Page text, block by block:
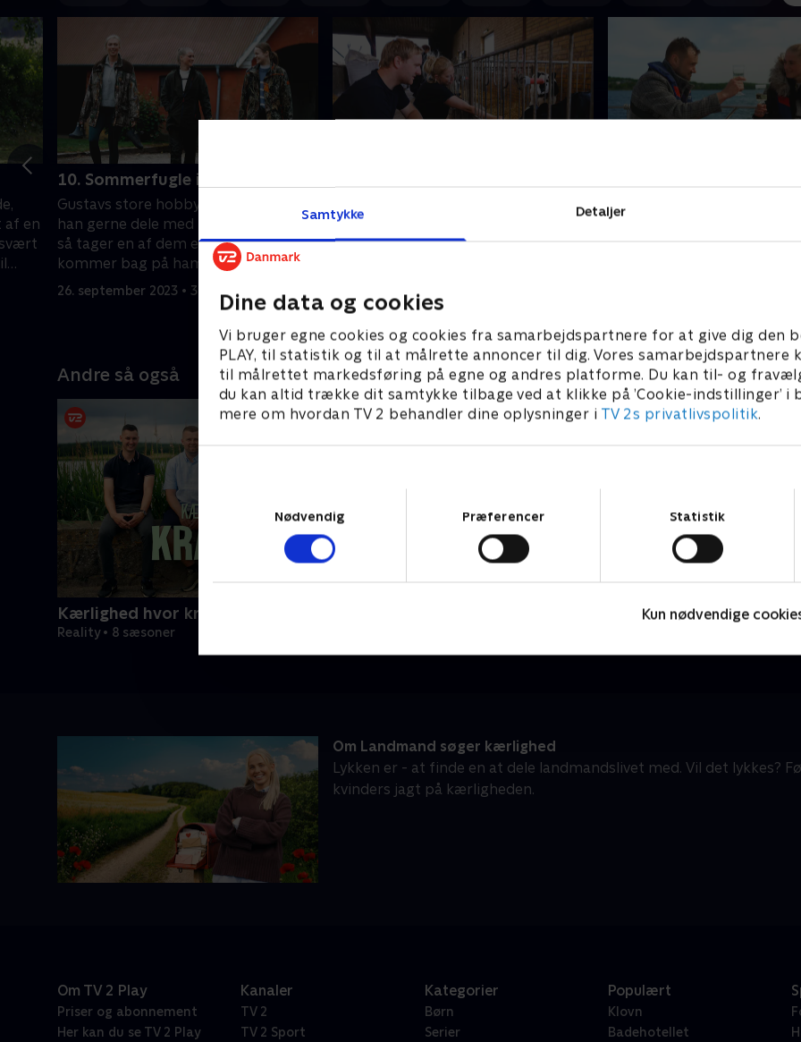
Samtykke Detaljer
Dine data og cookies
Vi bruger egne cookies og cookies fra samarbejdspartnere for at give dig den
PLAY, til statistik og til at målrette annoncer til dig. Vores samarbejdspartnere
til målrettet markedsføring på egne og andres platforme. Du kan til- og
du kan altid trække dit samtykke tilbage ved at klikke på ’Cookie-indstillinger’ i
mere om hvordan TV 2 behandler dine oplysninger i TV 2s privatlivspolitik.
Nødvendig
Præferencer Statistik
Kun nødvendige
af en
10. Sommerfugle i maven
Gustavs store hobby er jagt, og det vil
han gerne dele med kvinderne. Men
så tager en af dem et valg, der
kommer bag på ham. Jens skal
invitere én på weekend.
26. september 2023 • 39 min
hjemmebane, som er i stalden, og
han håber, at de ser en mere
3. oktober 2023 • 39 min
Gustav skal på solodate
kvinder. På en af de to dates
Andre så også
Kærlighed hvor kragerne vender
Reality • 8 sæsoner
Om Landmand søger kærlighed
Lykken er - at finde en at dele landmandslivet med. Vil det lykkes?
kvinders jagt på kærligheden.
Om TV 2 Play
Priser og abonnement
Her kan du se TV 2 Play
Kanaler
TV 2
TV 2 Sport
Kategorier
Børn
Serier
Populært
Klovn
Badehotellet